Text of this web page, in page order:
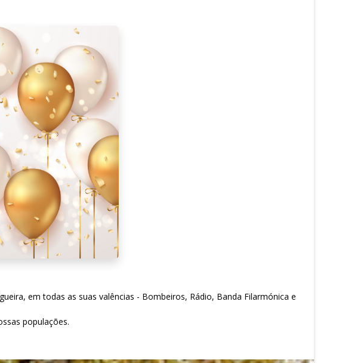
em todas as suas valências - Bombeiros, Rádio, Banda Filarmónica e
populações.